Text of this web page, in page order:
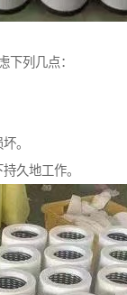
下列几点：
。
久地工作。